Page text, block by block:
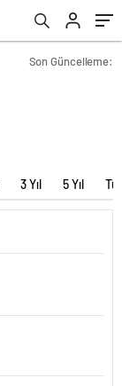
Son Güncelleme:
3 Yıl 5 Yıl